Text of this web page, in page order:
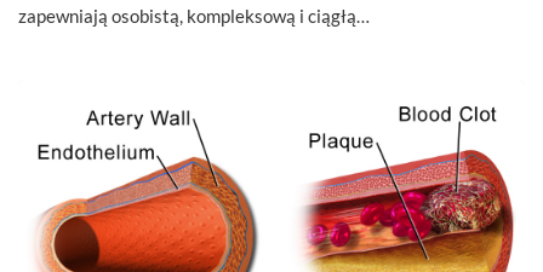
zapewniają osobistą, kompleksową i ciągłą…